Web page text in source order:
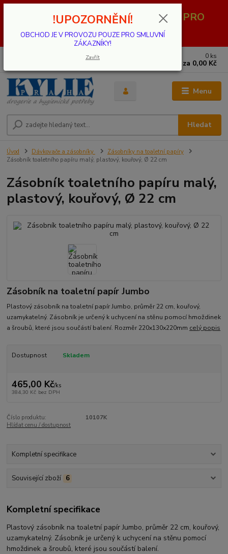
OBCHOD JE V PROVOZU POUZE PRO
SMLUVNÍ ZÁKAZNÍKY!
Menu
Hledat
0 ks
za 0,00 Kč
Úvod Dávkovače a zásobníky
Zásobníky na toaletní papíry
Zásobník toaletního papíru malý, plastový, kouřový, Ø 22 cm
Zásobník toaletního papíru malý,
plastový, kouřový, Ø 22 cm
Zásobník na toaletní papír Jumbo
Plastový zásobník na toaletní papír Jumbo, průměr 22 cm, kouřový,
uzamykatelný. Zásobník je určený k uchycení na stěnu pomocí hmoždinek
a šroubů, které jsou součástí balení. Rozměr 220x130x220mm celý popis
Dostupnost Skladem
465,00 Kč/ks
384,30 Kč bez DPH
Číslo produktu:
10107K
Hlídat cenu / dostupnost
Kompletní specifikace
Související zboží 6
Kompletní specifikace
Plastový zásobník na toaletní papír Jumbo, průměr 22 cm, kouřový,
uzamykatelný. Zásobník je určený k uchycení na stěnu pomocí
hmoždinek a šroubů, které jsou součástí balení.
!UPOZORNĚNÍ!
OBCHOD JE V PROVOZU POUZE PRO SMLUVNÍ
ZÁKAZNÍKY!
Zavřít